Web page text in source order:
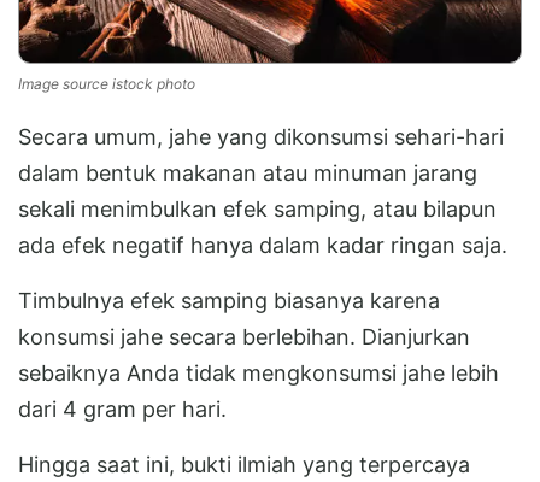
Image source istock photo
Secara umum, jahe yang dikonsumsi sehari-hari
dalam bentuk makanan atau minuman jarang
sekali menimbulkan efek samping, atau bilapun
ada efek negatif hanya dalam kadar ringan saja.
Timbulnya efek samping biasanya karena
konsumsi jahe secara berlebihan. Dianjurkan
sebaiknya Anda tidak mengkonsumsi jahe lebih
dari 4 gram per hari.
Hingga saat ini, bukti ilmiah yang terpercaya